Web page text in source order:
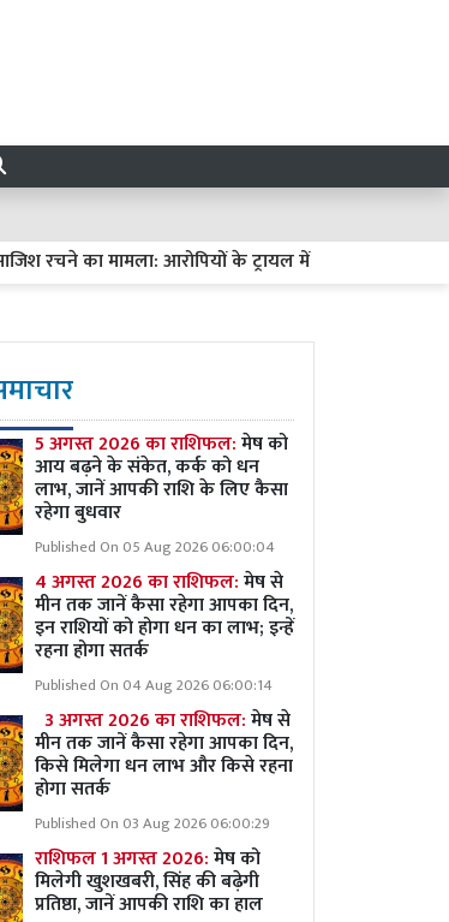
का मामला: आरोपियों के ट्रायल में देरी पर हाईकोर्ट सख्त,
5 अगस्त 2026 का राशिफल:मेष को
आय बढ़ने के संकेत, कर्क को धन
लाभ, जानें आपकी राशि के लिए कैसा
रहेगा बुधवार
Published On 05 Aug 2026 06:00:04
4 अगस्त 2026 का राशिफल:मेष से
मीन तक जानें कैसा रहेगा आपका दिन,
इन राशियों को होगा धन का लाभ; इन्हें
रहना होगा सतर्क
Published On 04 Aug 2026 06:00:14
3 अगस्त 2026 का राशिफल:मेष से
मीन तक जानें कैसा रहेगा आपका दिन,
किसे मिलेगा धन लाभ और किसे रहना
होगा सतर्क
Published On 03 Aug 2026 06:00:29
राशिफल 1 अगस्त 2026:मेष को
मिलेगी खुशखबरी, सिंह की बढ़ेगी
प्रतिष्ठा, जानें आपकी राशि का हाल